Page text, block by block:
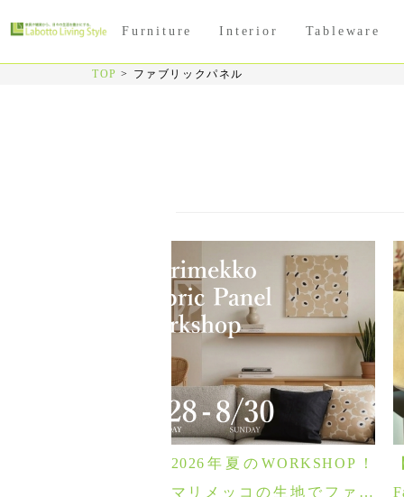
Furniture Interior Tableware
TOP > ファブリックパネル
2026年夏のWORKSHOP！
マリメッコの生地でファブ